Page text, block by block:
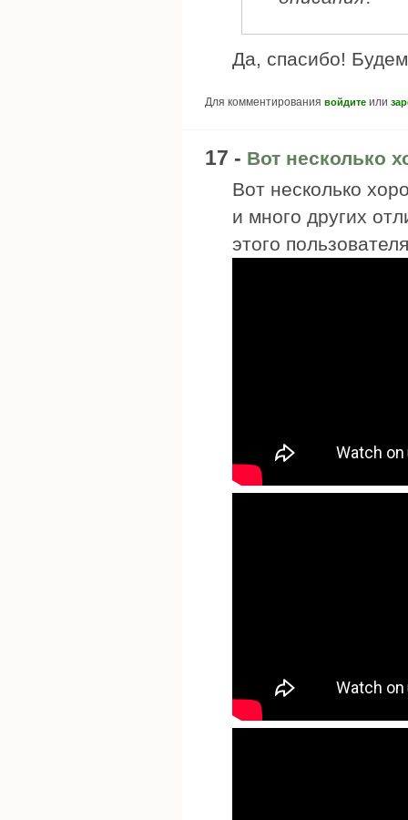
Да, спасибо!
Для комментирования войдите или
17 - Вот несколько
Вот несколько
и много других
этого